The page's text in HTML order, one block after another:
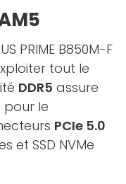
PRIME B850M-F
tout le
DDR5 assure
le
PCIe 5.0
et SSD NVMe